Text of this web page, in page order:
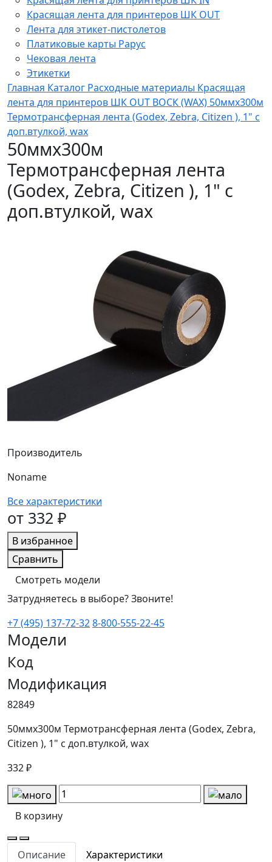
Красящая лента для принтеров ШК OUT
Лента для этикет-пистолетов
Платиковые карты Рарус
Чековая лента
Этикетки
Главная Каталог Расходные материалы Красящая
лента для принтеров ШК OUT ВОСК (WAX) 50ммх300м
Термотрансферная лента (Godex, Zebra, Citizen ), 1" с
доп.втулкой, wax
50ммх300м
Термотрансферная лента
(Godex, Zebra, Citizen ), 1" с
доп.втулкой, wax
Производитель
Noname
Все характеристики
от 332 ₽
В избранное
Сравнить
Смотреть модели
Затрудняетесь в выборе? Звоните!
+7 (495) 137-72-328-800-555-22-45
Модели
Код
Модификация
82849
50ммх300м Термотрансферная лента (Godex, Zebra,
Citizen ), 1" с доп.втулкой, wax
332 ₽
В корзину
Описание
Характеристики